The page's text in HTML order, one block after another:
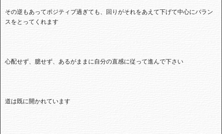
その逆もあってポジティブ過ぎても、回りがそれをあえて下げて中心にバラン
スをとってくれます
心配せず、臆せず、あるがままに自分の直感に従って進んで下さい
道は既に開かれています